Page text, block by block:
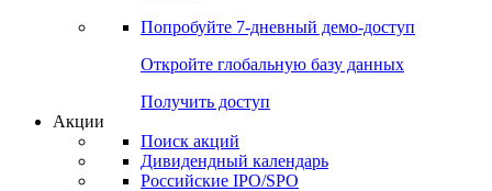
Попробуйте 7-дневный демо-доступ
Откройте глобальную базу данных
Получить доступ
Акции
Поиск акций
Дивидендный календарь
Российские IPO/SPO